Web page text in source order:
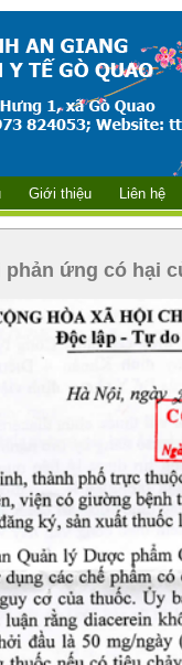
Giới thiệu Liên hệ
ứng có hại